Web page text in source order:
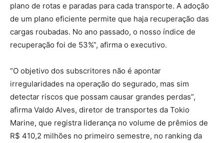
plano de rotas e paradas para cada transporte. A adoção
de um plano eficiente permite que haja recuperação das
cargas roubadas. No ano passado, o nosso índice de
recuperação foi de 53%”, afirma o executivo.
“O objetivo dos subscritores não é apontar
irregularidades na operação do segurado, mas sim
detectar riscos que possam causar grandes perdas”,
afirma Valdo Alves, diretor de transportes da Tokio
Marine, que registra liderança no volume de prêmios de
R$ 410,2 milhões no primeiro semestre, no ranking da